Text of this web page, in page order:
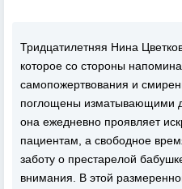
Тридцатилетняя Нина
которое со стороны
самопожертвования и
поглощены изматывающими
она ежедневно проявляет
пациентам, а свободное
заботу о престарелой
внимания. В этой